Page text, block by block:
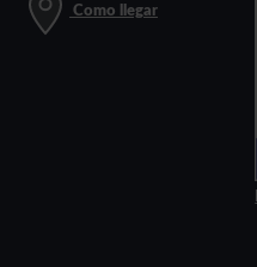
Como llegar